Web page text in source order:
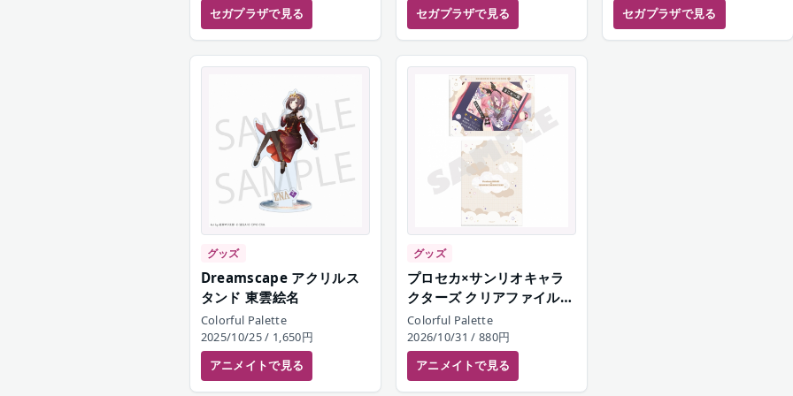
セガプラザで見る
セガプラザで見る
セガプラザで見る
グッズ
Dreamscape アクリルス
タンド 東雲絵名
Colorful Palette
2025/10/25/ 1,650円
アニメイトで見る
グッズ
プロセカ×サンリオキャラ
クターズ クリアファイルセ
ット 25時、ナイトコード
で。
Colorful Palette
2026/10/31 / 880円
アニメイトで見る